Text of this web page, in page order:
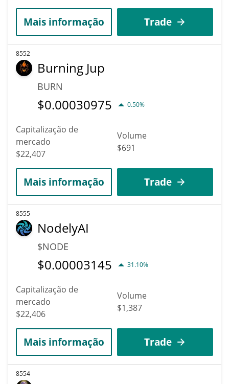
Mais informação Trade
8552
Burning Jup
BURN
$0.00030975 0.50%
Capitalização de
mercado
$22,407
Volume
$691
Mais informação Trade
8555
NodelyAI
$NODE
$0.00003145 31.10%
Capitalização de
mercado
$22,406
Volume
$1,387
Mais informação Trade
8554